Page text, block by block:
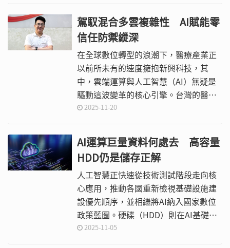
革的意義遠超自動化或效率提升，它將
重新界定「軟體」本身的邊界。
駕馭混合多雲複雜性 AI賦能零
信任防禦縱深
在全球數位轉型的浪潮下，醫療產業正
以前所未有的速度擁抱新興科技，其
中，雲端運算與人工智慧（AI）無疑是
驅動這波變革的核心引擎。台灣的醫療
機構，無論是大型醫學中心或區域診
規遵循所帶來的龐大資料壓力。
2025-11-20
AI運算巨量資料何處去 高容量
HDD仍是儲存正解
人工智慧正快速從技術測試階段走向核
心應用，推動各國重新檢視基礎設施建
設優先順序，並相繼將AI納入國家數位
政策藍圖。硬碟（HDD）則在AI基礎架
構中扮演關鍵角色，作為長期、大容量
2025-11-05